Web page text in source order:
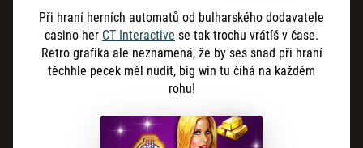
Při hraní herních automatů od bulharského dodavatele
casino her CT Interactive se tak trochu vrátíš v čase.
Retro grafika ale neznamená, že by ses snad při hraní
těchhle pecek měl nudit, big win tu číhá na každém
rohu!